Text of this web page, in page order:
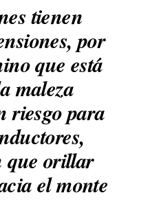
tienen
por
que está
maleza
riesgo para
que orillar
el monte